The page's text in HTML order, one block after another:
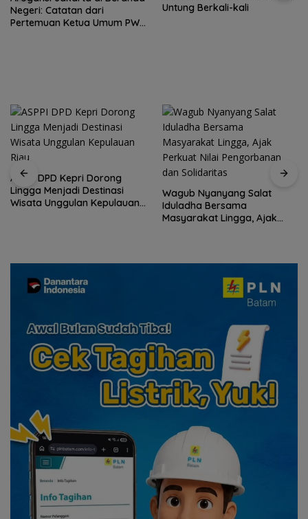
Negeri: Catatan dari
Pertemuan Ketua Umum PWI
Untung Berkali-kali
ASPPI DPD Kepri Dorong
Lingga Menjadi Destinasi
Wisata Unggulan Kepulauan
Wagub Nyanyang Salat
Iduladha Bersama
Masyarakat Lingga, Ajak